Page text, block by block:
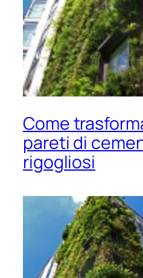
Come
pareti di
rigogliosi